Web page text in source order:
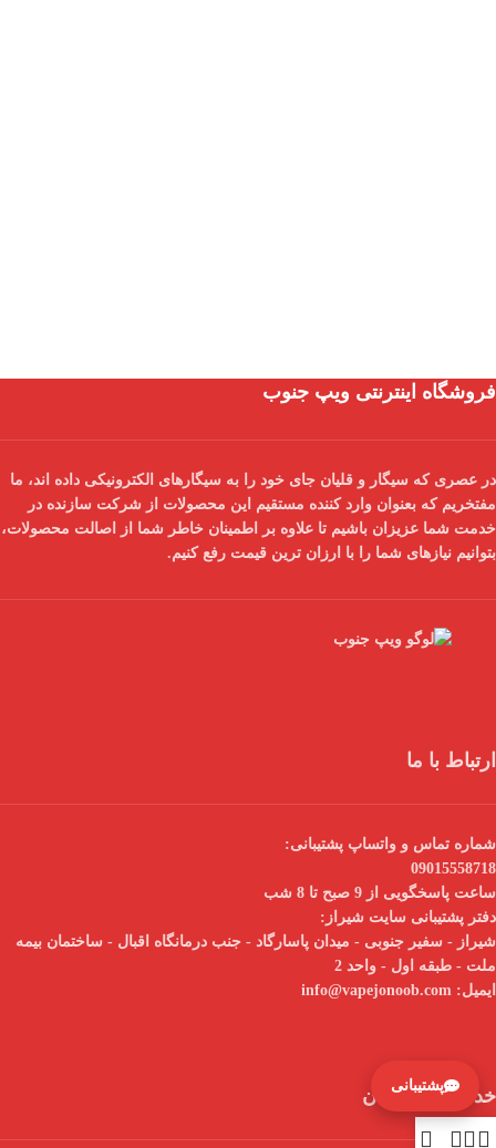
فروشگاه اینترنتی ویپ جنوب
در عصری که سیگار و قلیان جای خود را به سیگارهای الکترونیکی داده اند، ما
مفتخریم که بعنوان وارد کننده مستقیم این محصولات از شرکت سازنده در
خدمت شما عزیزان باشیم تا علاوه بر اطمینان خاطر شما از
اصالت محصولات،
بتوانیم نیازهای شما را با ارزان ترین قیمت رفع کنیم.
ارتباط با ما
شماره تماس و واتساپ پشتیبانی:
09015558718
ساعت پاسخگویی از 9 صبح تا 8 شب
دفتر پشتیبانی سایت شیراز:
شیراز - سفیر جنوبی - میدان پاسارگاد - جنب درمانگاه اقبال - ساختمان بیمه
ملت - طبقه اول - واحد 2
ایمیل:
خدمات مشتریان
پشتیبانی